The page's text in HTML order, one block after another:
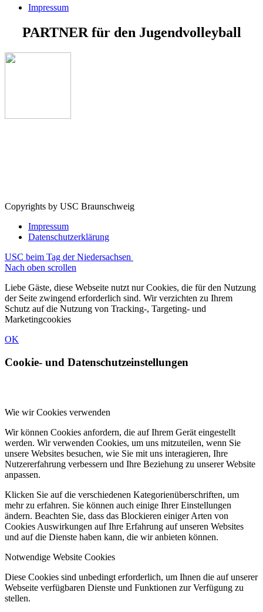
Impressum
PARTNERfür den Jugendvolleyball
Copyrights by USC Braunschweig
Impressum
Datenschutzerklärung
USC beim Tag der Niedersachsen
Nach oben scrollen
Liebe Gäste, diese Webseite nutzt nur Cookies, die für den Nutzung
der Seite zwingend erforderlich sind. Wir verzichten zu Ihrem
Schutz auf die Nutzung von Tracking-, Targeting- und
Marketingcookies
OK
Cookie- und Datenschutzeinstellungen
Wie wir Cookies verwenden
Wir können Cookies anfordern, die auf Ihrem Gerät eingestellt
werden. Wir verwenden Cookies, um uns mitzuteilen, wenn Sie
unsere Websites besuchen, wie Sie mit uns interagieren, Ihre
Nutzererfahrung verbessern und Ihre Beziehung zu unserer Website
anpassen.
Klicken Sie auf die verschiedenen Kategorienüberschriften, um
mehr zu erfahren. Sie können auch einige Ihrer Einstellungen
ändern. Beachten Sie, dass das Blockieren einiger Arten von
Cookies Auswirkungen auf Ihre Erfahrung auf unseren Websites
und auf die Dienste haben kann, die wir anbieten können.
Notwendige Website Cookies
Diese Cookies sind unbedingt erforderlich, um Ihnen die auf unserer
Webseite verfügbaren Dienste und Funktionen zur Verfügung zu
stellen.